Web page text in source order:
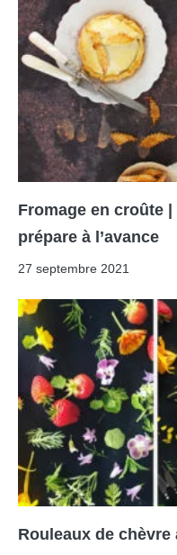
Fromage en croûte
prépare à l’avance
27 septembre 2021
Rouleaux de